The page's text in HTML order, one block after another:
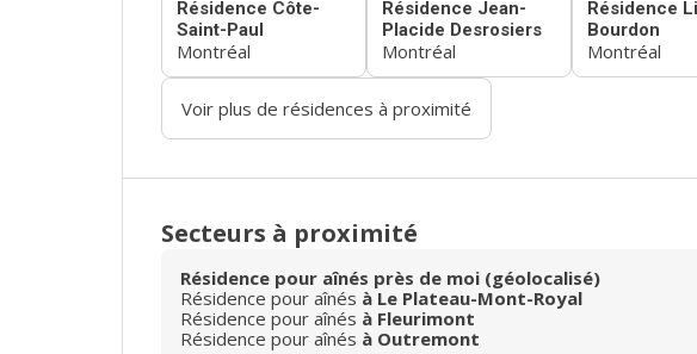
Résidence Côte-
Saint-Paul
Montréal
Résidence Jean-
Placide Desrosiers
Montréal
Résidence
Bourdon
Montréal
Voir plus de résidences à proximité
Secteurs à proximité
Résidence pour aînés près de moi (géolocalisé)
Résidence pour aînés à Le Plateau-Mont-Royal
Résidence pour aînés à Fleurimont
Résidence pour aînés à Outremont